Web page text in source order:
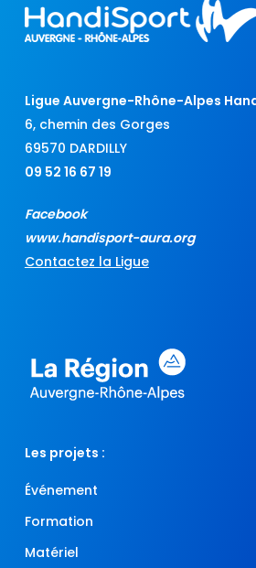
Ligue Auvergne-Rhône-Alpes
6, chemin des Gorges
69570 DARDILLY
09 52 16 67 19
Facebook
www.handisport-aura.org
Contactez la Ligue
Les projets :
Événement
Formation
Matériel